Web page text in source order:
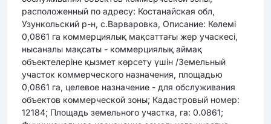
расположенный по адресу: Костанайская обл,
Узункольский р-н, с.Варваровка, Описание: Көлемі
0,0861 га коммерциялық мақсаттағы жер учаскесі,
нысаналы мақсаты - коммерциялық аймақ
объектелеріне қызмет көрсету үшін /Земельный
участок коммерческого назначения, площадью
0,0861 га, целевое назначение - для обслуживания
объектов коммерческой зоны; Кадастровый номер:
12184; Площадь земельного участка, га: 0.0861;